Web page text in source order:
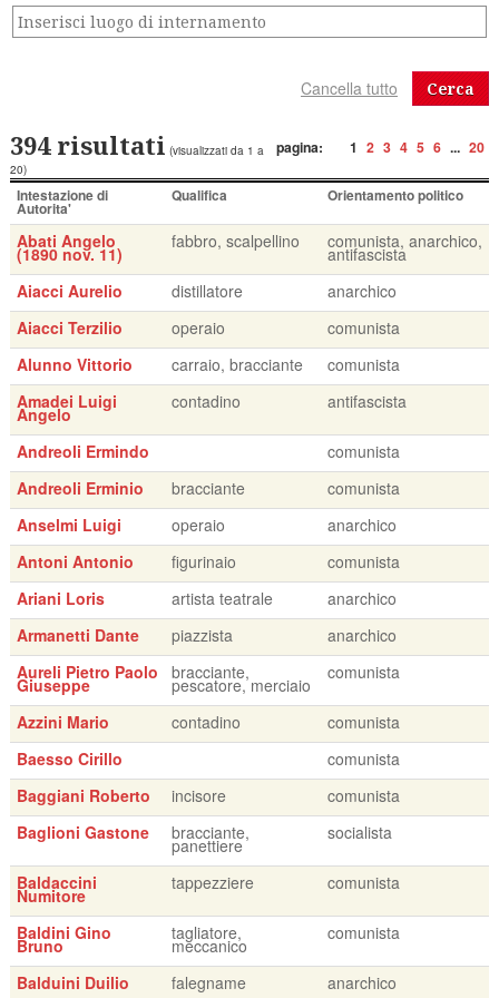
Cerca
pagina: 1 2 3 4 5 6 ... 20
394 risultati (visualizzati da 1 a
20)
Intestazione di
Autorita'
Qualifica Orientamento politico
Abati Angelo
(1890 nov. 11)
fabbro, scalpellino comunista, anarchico,
antifascista
Aiacci Aurelio
distillatore
anarchico
Aiacci Terzilio
operaio
comunista
Alunno Vittorio
carraio, bracciante
comunista
Amadei Luigi
Angelo
contadino antifascista
Andreoli Ermindo
comunista
Andreoli Erminio
bracciante
comunista
Anselmi Luigi
operaio
anarchico
Antoni Antonio
figurinaio
comunista
Ariani Loris
artista teatrale
anarchico
Armanetti Dante
piazzista
anarchico
Aureli Pietro Paolo
Giuseppe
bracciante,
pescatore, merciaio
comunista
Azzini Mario contadino
comunista
Baesso Cirillo
comunista
Baggiani Roberto
incisore
comunista
Baglioni Gastone
bracciante,
panettiere
socialista
Baldaccini
Numitore
tappezziere comunista
Baldini Gino
Bruno
tagliatore,
meccanico
comunista
Balduini Duilio falegname anarchico